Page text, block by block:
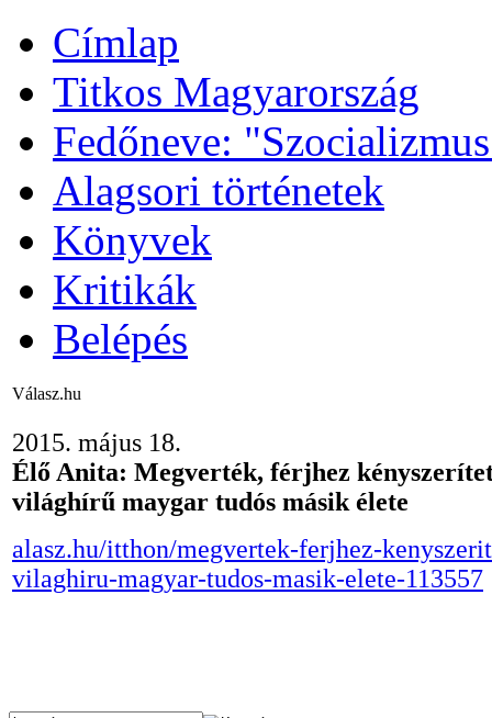
Címlap
Titkos Magyarország
Fedőneve:
Alagsori történetek
Könyvek
Kritikák
Belépés
Válasz.hu
2015. május 18.
Élő Anita: Megverték, férjhez
világhírű maygar tudós másik élete
alasz.hu/itthon/megvertek-ferjhez-
vilaghiru-magyar-tudos-masik-elete-113557